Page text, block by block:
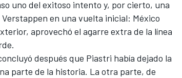
uno del exitoso intento y, por cierto, una
en una vuelta inicial: México
aprovechó el agarre extra de la línea
después que Piastri había dejado la
parte de la historia. La otra parte, de